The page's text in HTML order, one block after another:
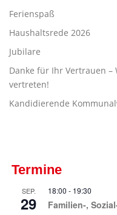
Ferienspaß
Haushaltsrede 2026
Jubilare
Danke für Ihr Vertrauen
vertreten!
Kandidierende
Termine
SEP.
29
18:00 - 19:30
Familien-,